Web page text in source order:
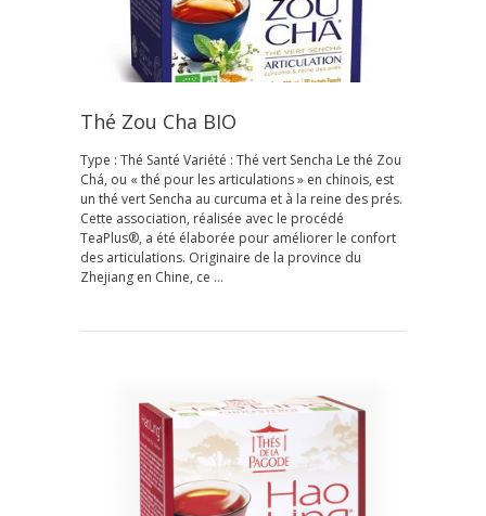
Thé Zou Cha BIO
Type : Thé Santé Variété : Thé vert Sencha Le thé Zou
Chá, ou « thé pour les articulations » en chinois, est
un thé vert Sencha au curcuma et à la reine des prés.
Cette association, réalisée avec le procédé
TeaPlus®, a été élaborée pour améliorer le confort
des articulations. Originaire de la province du
Zhejiang en Chine, ce …